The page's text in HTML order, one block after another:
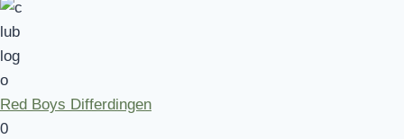
Red Boys Differdingen
0